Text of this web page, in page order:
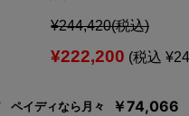
¥244,420(税込)
¥222,200 (税込
ペイディなら月々 ￥74,066